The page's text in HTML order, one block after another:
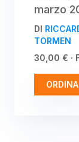
marzo
DI
TORMEN
30,00 € ·
ORDINA